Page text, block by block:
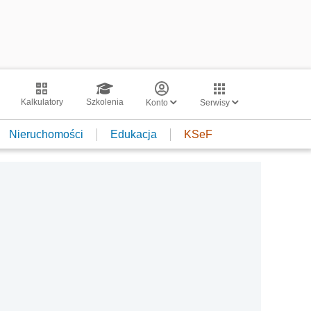
Kalkulatory Szkolenia Konto Serwisy
Nieruchomości Edukacja KSeF